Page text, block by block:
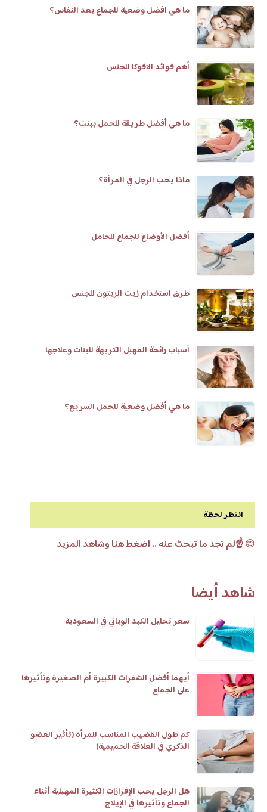
ما هي افضل وضعية للجماع بعد النفاس؟
أهم فوائد الافوكا للجنس
ما هي أفضل طريقة للحمل ببنت؟
ماذا يحب الرجل في المرأة؟
أفضل الأوضاع للجماع للحامل
طرق استخدام زيت الزيتون للجنس
أسباب رائحة المهبل الكريهة للبنات وعلاجها
ما هي أفضل وضعية للحمل السريع؟
انتظر لحظة
😊☝️لم تجد ما تبحث عنه .. اضغط هنا وشاهد المزيد
شاهد أيضا
سعر تحليل الكبد الوبائي في السعودية
أيهما أفضل الشفرات الكبيرة أم الصغيرة وتأثيرها
على الجماع
كم طول القضيب المناسب للمرأة (تأثير العضو
الذكري في العلاقة الحميمية)
هل الرجل يحب الإفرازات الكثيرة المهبلية أثناء
الجماع وتأثيرها في الإيلاج